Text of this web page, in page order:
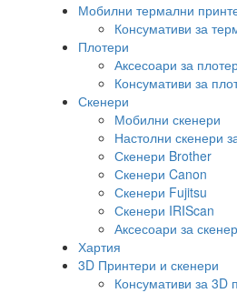
Мобилни термални
Консумативи за
Плотери
Аксесоари за
Консумативи за
Скенери
Мобилни скенери
Настолни скенери
Скенери Brother
Скенери Canon
Скенери Fujitsu
Скенери IRIScan
Аксесоари за
Хартия
3D Принтери и скенери
Консумативи за 3D